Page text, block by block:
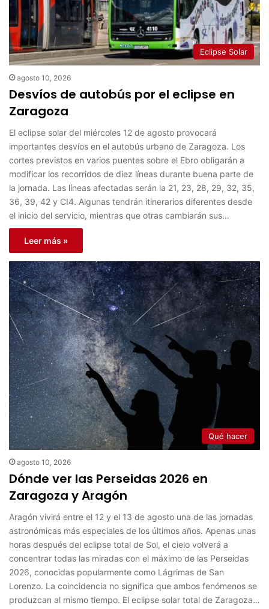
Eclipse Solar
agosto 10, 2026
Desvíos de autobús por el eclipse en
Zaragoza
El eclipse solar del miércoles 12 de agosto provocará
importantes desvíos en el autobús urbano de Zaragoza. Los
cortes previstos en varios puentes sobre el Ebro obligarán a
modificar los recorridos de diez líneas durante buena parte de
la jornada. Las líneas afectadas serán la 21, 23, 28, 29, 32, 35,
36, 39, 42 y CI4. Algunas tendrán itinerarios diferentes desde
el inicio del servicio, mientras que otras cambiarán sus…
Leer más »
Qué hacer
agosto 10, 2026
Dónde ver las Perseidas 2026 en
Zaragoza y Aragón
Aragón vivirá entre el 12 y el 13 de agosto una de las jornadas
astronómicas más especiales de los últimos años. Apenas unas
horas después del eclipse total de Sol, el cielo volverá a
concentrar todas las miradas con el máximo de las Perseidas
2026, conocidas popularmente como Lágrimas de San
Lorenzo. La coincidencia no significa que ambos fenómenos se
produzcan al mismo tiempo. El eclipse solar total de Zaragoza…